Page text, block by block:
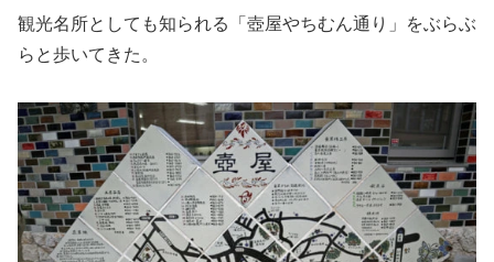
観光名所としても知られる「壺屋やちむん通り」をぶらぶ
らと歩いてきた。